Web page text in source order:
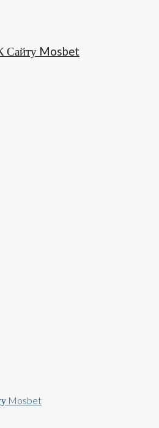
Сайту Mosbet
Mosbet